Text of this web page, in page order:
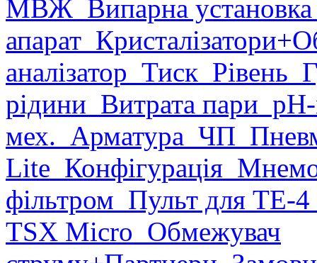
МВЖ Випарна
апарат Кристалізатори
аналізатор Тиск Рівень
рідини Витрата пари
мех. Арматура ЧП
Lite Конфігурація
фільтром Пульт для ТЕ-4
TSX Micro Обмежувач